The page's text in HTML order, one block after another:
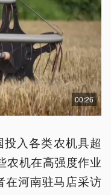
00:26
投入各类农机具超
农机在高强度作业
在河南驻马店采访